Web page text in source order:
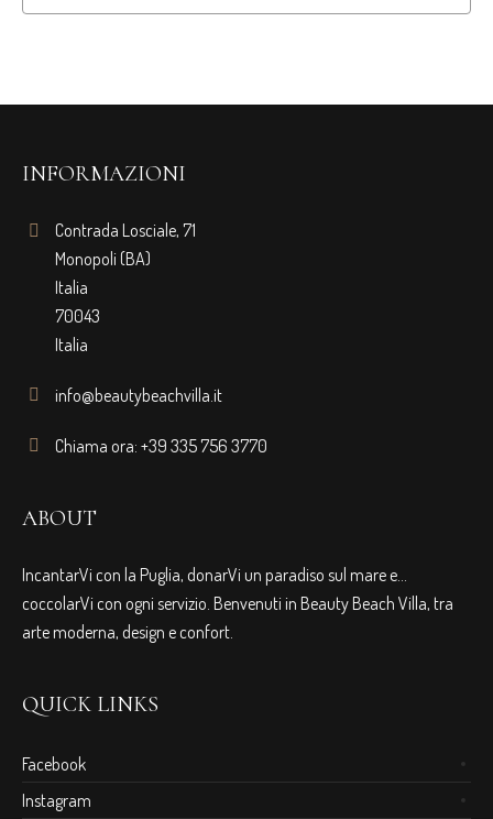
INFORMAZIONI
Contrada Losciale, 71
Monopoli (BA)
Italia
70043
Italia
info@beautybeachvilla.it
Chiama ora: +39 335 756 3770
ABOUT
IncantarVi con la Puglia, donarVi un paradiso sul mare e…
coccolarVi con ogni servizio. Benvenuti in Beauty Beach Villa, tra
arte moderna, design e confort.
QUICK LINKS
Facebook
Instagram